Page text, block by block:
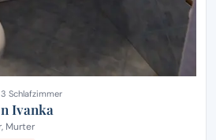
3 Schlafzimmer
Ivanka
Murter